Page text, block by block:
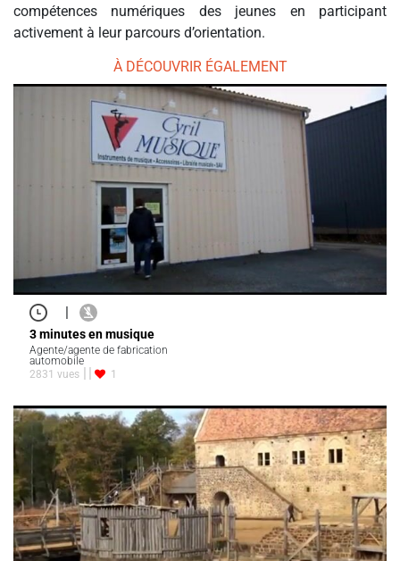
compétences numériques des jeunes en participant
activement à leur parcours d’orientation.
À DÉCOUVRIR ÉGALEMENT
|
3 minutes en musique
Agente/agente de fabrication
automobile
2831 vues
1